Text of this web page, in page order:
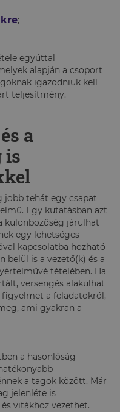
;
egyúttal
alapján a csoport
igazodniuk kell
teljesítmény.
a
is
jobb tehát egy csapat
Egy kutatásban azt
különbözőség járulhat
egy lehetséges
kapcsolatba hozható
belül is a vezető(k) és a
tételében. Ha
versengés alakulhat
a feladatokról,
ami gyakran a
a hasonlóság
a tagok között. Már
jelenléte is
vitákhoz vezethet.